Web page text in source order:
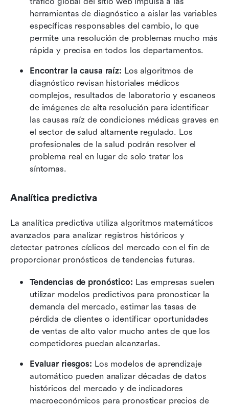
herramientas de diagnóstico a aislar las variables
específicas responsables del cambio, lo que
permite una resolución de problemas mucho más
rápida y precisa en todos los departamentos.
Encontrar la causa raíz: Los algoritmos de
diagnóstico revisan historiales médicos
complejos, resultados de laboratorio y escaneos
de imágenes de alta resolución para identificar
las causas raíz de condiciones médicas graves en
el sector de salud altamente regulado. Los
profesionales de la salud podrán resolver el
problema real en lugar de solo tratar los
síntomas.
Analítica predictiva
La analítica predictiva utiliza algoritmos matemáticos
avanzados para analizar registros históricos y
detectar patrones cíclicos del mercado con el fin de
proporcionar pronósticos de tendencias futuras.
Tendencias de pronóstico: Las empresas suelen
utilizar modelos predictivos para pronosticar la
demanda del mercado, estimar las tasas de
pérdida de clientes o identificar oportunidades
de ventas de alto valor mucho antes de que los
competidores puedan alcanzarlas.
Evaluar riesgos: Los modelos de aprendizaje
automático pueden analizar décadas de datos
históricos del mercado y de indicadores
macroeconómicos para pronosticar precios de